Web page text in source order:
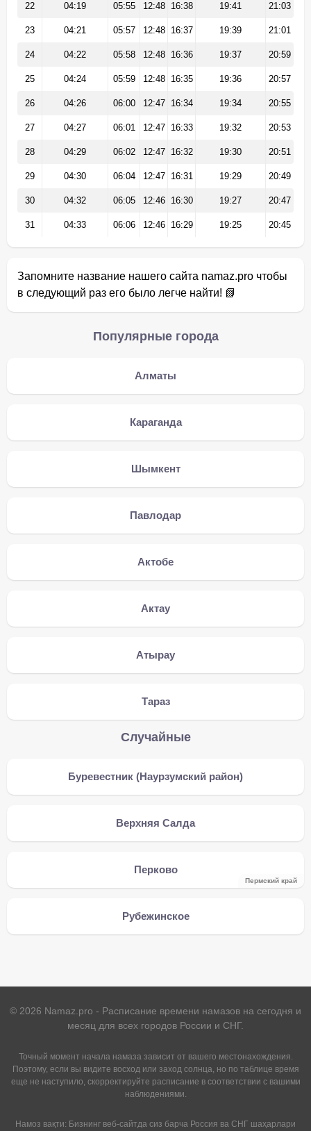
22 04:19 05:55 12:48 16:38 19:41 21:03
23 04:21 05:57 12:48 16:37 19:39 21:01
24 04:22 05:58 12:48 16:36 19:37 20:59
25 04:24 05:59 12:48 16:35 19:36 20:57
26 04:26 06:00 12:47 16:34 19:34 20:55
27 04:27 06:01 12:47 16:33 19:32 20:53
28 04:29 06:02 12:47 16:32 19:30 20:51
29 04:30 06:04 12:47 16:31 19:29 20:49
30 04:32 06:05 12:46 16:30 19:27 20:47
31 04:33 06:06 12:46 16:29 19:25 20:45
Запомните название нашего сайта namaz.pro чтобы
в следующий раз его было легче найти! 📗
Популярные города
Алматы
Караганда
Шымкент
Павлодар
Актобе
Актау
Атырау
Тараз
Случайные
Буревестник (Наурзумский район)
Верхняя Салда
Перково
Пермский край
Рубежинское
© 2026 Namaz.pro - Расписание времени намазов на сегодня и
месяц для всех городов России и СНГ.
Точный момент начала намаза зависит от вашего местонахождения.
Поэтому, если вы видите восход или заход солнца, но по таблице время
еще не наступило, скорректируйте расписание в соответствии с вашими
наблюдениями.
Намоз вақти: Бизнинг веб-сайтда сиз барча Россия ва СНГ шаҳарлари